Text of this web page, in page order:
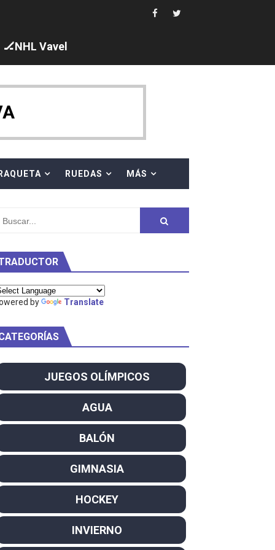
los protagonistas. Ángela Martínez fue 5ª en 10km
en plataforma. 5 orazos para Chiara Pellacani,
en el Grand Slam Mexico
Project
dominan el Europeo
se reparten el botín y Caetano Horta y Rodrigo Conde
decacampeonas y quinto oro consecutivo
Champion
🏒NHL Vavel
RAQUETA RUEDAS MÁS
by Translate
JUEGOS OLÍMPICOS
AGUA
BALÓN
GIMNASIA
HOCKEY
INVIERNO